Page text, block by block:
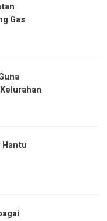
Gas
Hantu